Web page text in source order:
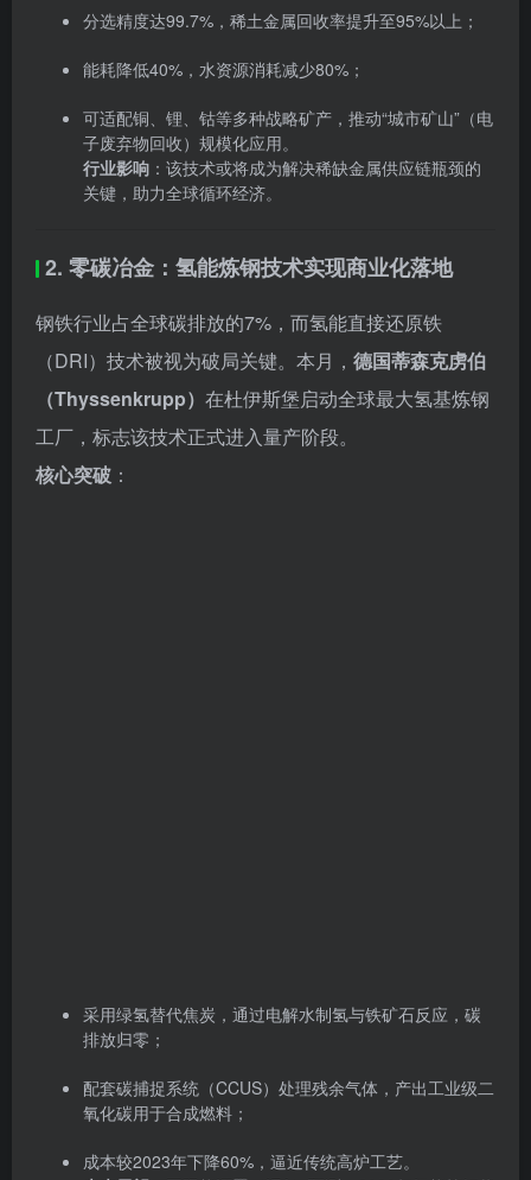
2. 零碳冶金：氢能炼钢技术实现商业化落地
钢铁行业占全球碳排放的7%，而氢能直接还原铁
（DRI）技术被视为破局关键。本月，德国蒂森克虏伯
（Thyssenkrupp）在杜伊斯堡启动全球最大氢基炼钢
核心突破：
占全球产量的15%，中国宝武、浦项制铁等企业已加速
布局。
3. 生物采矿2.0：合成微生物“吃”出稀有金属
传统生物采矿依赖自然菌种浸出金属，效率低且周期